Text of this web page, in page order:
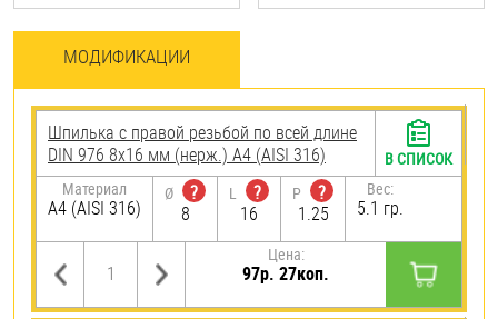
МОДИФИКАЦИИ
Шпилька с правой резьбой по всей длине
DIN 976 8х16 мм (нерж.) A4 (AISI 316)
Материал
A4 (AISI 316)
Ø
?
8
L
?
16
P
?
1.25
Вес:
5.1 гр.
Цена:
97р. 27коп.
В СПИСОК